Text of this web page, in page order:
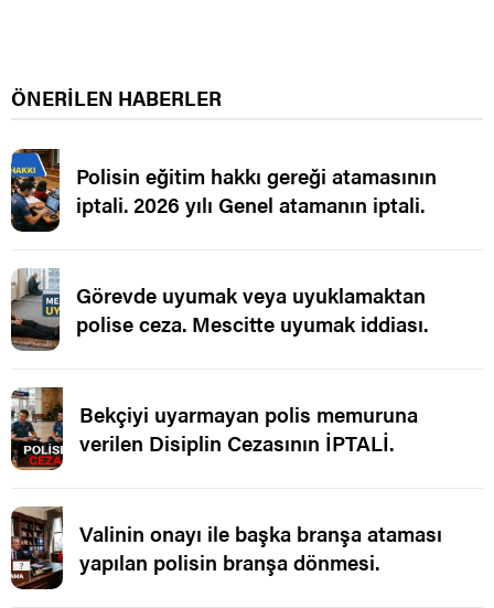
ÖNERİLEN HABERLER
Polisin eğitim hakkı gereği atamasının
iptali. 2026 yılı Genel atamanın iptali.
Görevde uyumak veya uyuklamaktan
polise ceza. Mescitte uyumak iddiası.
Bekçiyi uyarmayan polis memuruna
verilen Disiplin Cezasının İPTALİ.
Valinin onayı ile başka branşa ataması
yapılan polisin branşa dönmesi.